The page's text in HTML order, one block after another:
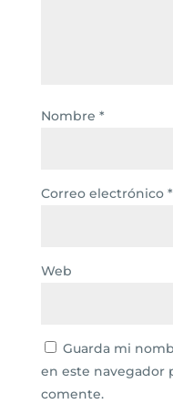
Nombre *
Correo electrónico *
Web
Guarda mi
en este navegador
comente.